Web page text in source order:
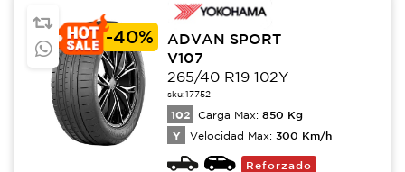
-40%
ADVAN SPORT
V107
265/40 R19 102Y
sku:17752
102 Carga Max: 850 Kg
Y Velocidad Max: 300 Km/h
Reforzado